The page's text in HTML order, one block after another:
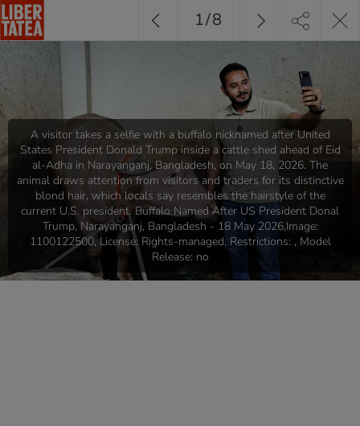
A visitor takes a selfie with a buffalo nicknamed after United
States President Donald Trump inside a cattle shed ahead of Eid
al-Adha in Narayanganj, Bangladesh, on May 18, 2026. The
animal draws attention from visitors and traders for its distinctive
blond hair, which locals say resembles the hairstyle of the
current U.S. president. Buffalo Named After US President Donal
Trump, Narayanganj, Bangladesh - 18 May 2026,Image:
1100122500, License: Rights-managed, Restrictions: , Model
Release: no
1/8